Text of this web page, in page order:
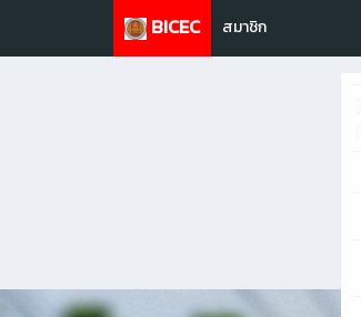
BICEC สมาชิก